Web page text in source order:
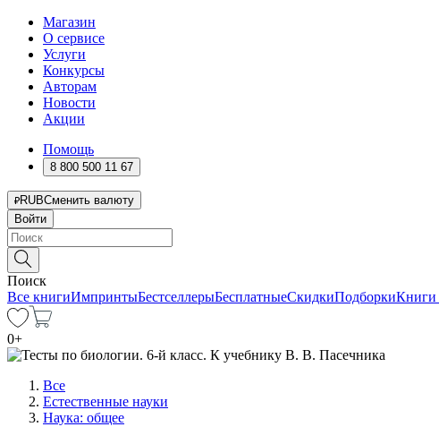
Магазин
О сервисе
Услуги
Конкурсы
Авторам
Новости
Акции
Помощь
8 800 500 11 67
RUBСменить валюту
Войти
Поиск
Все книгиИмпринтыБестселлерыБесплатныеСкидкиПодборкиКниги
0+
Все
Естественные науки
Наука: общее